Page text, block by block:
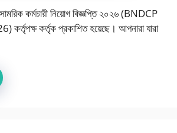
কর্মচারী নিয়োগ বিজ্ঞপ্তি ২০২৬ (BNDCP
কর্তৃক প্রকাশিত হয়েছে। আপনারা যারা